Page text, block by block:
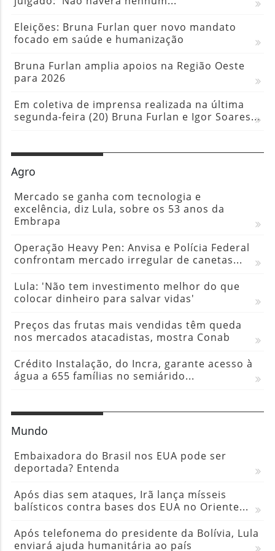
para 2026
segunda-feira (20) Bruna Furlan e Igor Soares...
Agro
excelência, diz Lula, sobre os 53 anos da
Embrapa
Operação Heavy Pen: Anvisa e Polícia Federal
confrontam mercado irregular de canetas...
colocar dinheiro para salvar vidas'
nos mercados atacadistas, mostra Conab
água a 655 famílias no semiárido...
Mundo
deportada? Entenda
balísticos contra bases dos EUA no Oriente...
enviará ajuda humanitária ao país
durante decolagem em Denver, nos EUA